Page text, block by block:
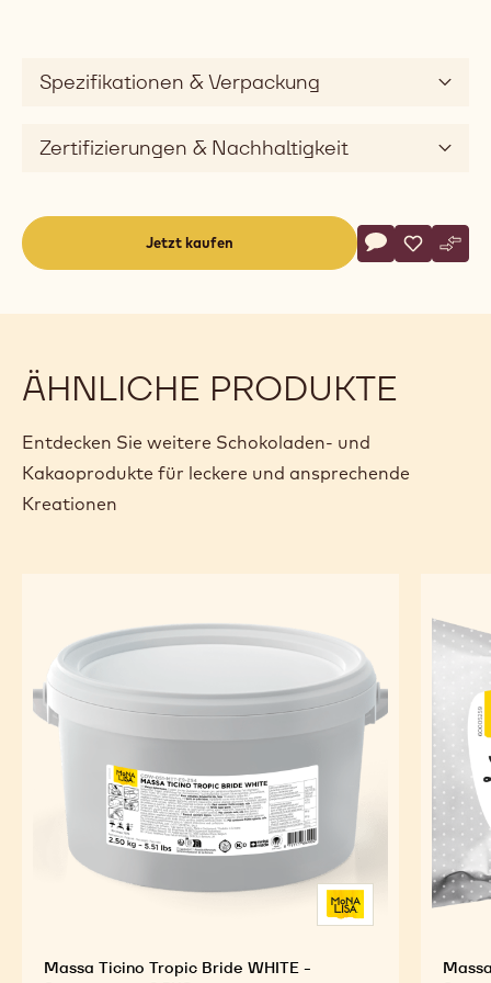
Spezifikationen & Verpackung
Zertifizierungen & Nachhaltigkeit
Jetzt kaufen
Actions
Schreibe
- Massa Ticino
Speichern
- Massa
-
ÄHNLICHE PRODUKTE
Entdecken Sie weitere Schokoladen- und
Kakaoprodukte für leckere und ansprechende
Kreationen
Massa Ticino Tropic Bride WHITE -